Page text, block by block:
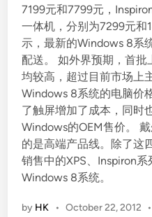
7199元和7799元，
一体机，分别为7299元和
示，最新的Windows 8系
配送。 如外界预期，首
均较高，超过目前市场上
Windows 8系统的电脑价
了触屏增加了成本，同时
Windows的OEM售价。
的是高端产品线。除了这
销售中的XPS、Inspiron
Windows 8系统。
by HK • October 22, 2012 •